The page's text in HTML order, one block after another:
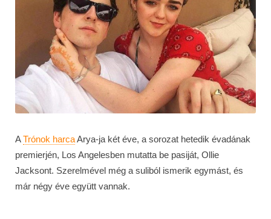
ATrónok harcaArya-ja két éve, a sorozat hetedik évadának
premierjén, Los Angelesben mutatta be pasiját, Ollie
Jacksont. Szerelmével még a suliból ismerik egymást, és
már négy éve együtt vannak.